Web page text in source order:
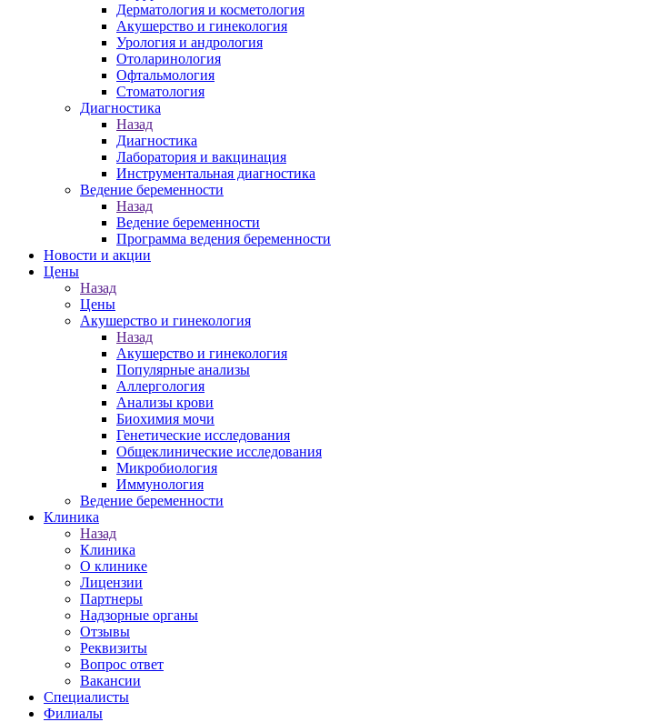
Дерматология и косметология
Акушерство и гинекология
Урология и андрология
Отоларинология
Офтальмология
Стоматология
Диагностика
Назад
Диагностика
Лаборатория и вакцинация
Инструментальная диагностика
Ведение беременности
Назад
Ведение беременности
Программа ведения беременности
Новости и акции
Цены
Назад
Цены
Акушерство и гинекология
Назад
Акушерство и гинекология
Популярные анализы
Аллергология
Анализы крови
Биохимия мочи
Генетические исследования
Общеклинические исследования
Микробиология
Иммунология
Ведение беременности
Клиника
Назад
Клиника
О клинике
Лицензии
Партнеры
Надзорные органы
Отзывы
Реквизиты
Вопрос ответ
Вакансии
Специалисты
Филиалы